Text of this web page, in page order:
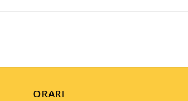
ORARI